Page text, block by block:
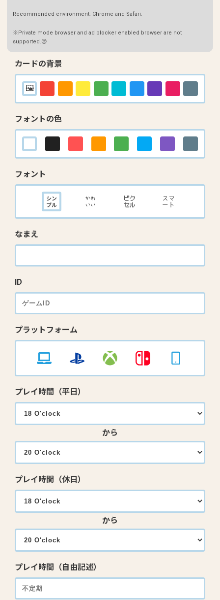
Recommended environment: Chrome and Safari.
※Private mode browser and ad blocker enabled browser are not
supported.😢
カードの背景
フォントの色
フォント
なまえ
ID
プラットフォーム
プレイ時間（平日）
から
プレイ時間（休日）
から
プレイ時間（自由記述）